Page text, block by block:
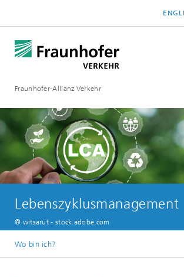
Fraunhofer-Allianz Verkehr
Lebenszyklusmanagement
© witsarut - stock.adobe.com
Wo bin ich?